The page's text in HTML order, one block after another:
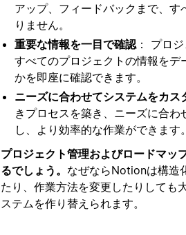
アップ、フィードバックまで、
りません。
重要な情報を一目で確認： プロジ
すべてのプロジェクトの情報を
かを即座に確認できます。
ニーズに合わせてシステムをカス
きプロセスを築き、ニーズに合
し、より効率的な作業ができます。
プロジェクト管理およびロードマッ
るでしょう。 なぜならNotionは構造
たり、作業方法を変更したりしても
ステムを作り替えられます。